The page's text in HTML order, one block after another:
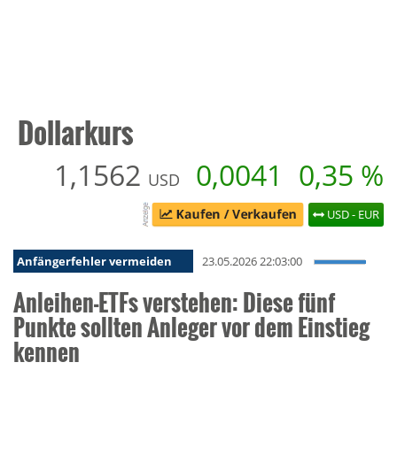
Dollarkurs
1,1562 USD 0,0041 0,35 %
USD - EUR
Anfängerfehler vermeiden 23.05.2026 22:03:00
Anleihen-ETFs verstehen: Diese fünf
Punkte sollten Anleger vor dem Einstieg
kennen